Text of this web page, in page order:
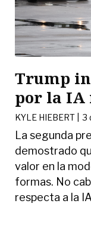
Trump
por la
KYLE HIEBERT |3
La segunda
demostrado
valor en la
formas. No
respecta a la